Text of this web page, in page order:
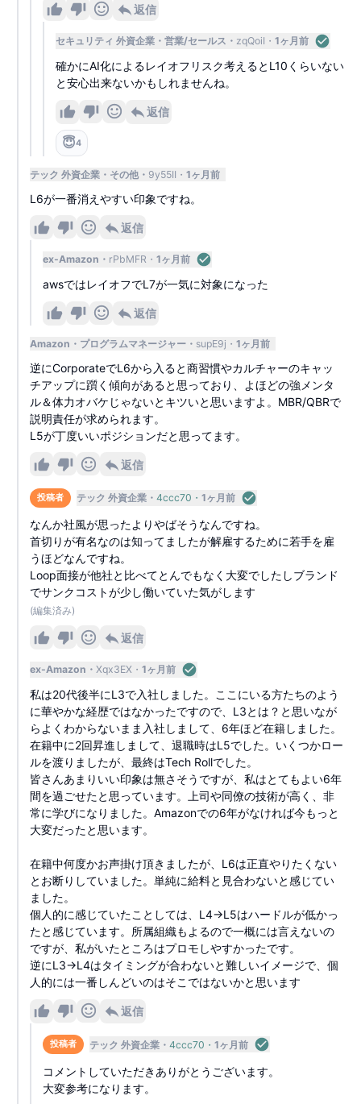
返信
セキュリティ 外資企業 営業/セールス zqQoiI 1ヶ月前
確かにAI化によるレイオフリスク考えるとL10くらいない
と安心出来ないかもしれませんね。
返信
😇4
テック 外資企業 その他 9y55II 1ヶ月前
L6が一番消えやすい印象ですね。
返信
ex-Amazon rPbMFR 1ヶ月前
awsではレイオフでL7が一気に対象になった
返信
Amazon プログラムマネージャー supE9j 1ヶ月前
逆にCorporateでL6から入ると商習慣やカルチャーのキャッ
チアップに躓く傾向があると思っており、よほどの強メンタ
ル＆体力オバケじゃないとキツいと思いますよ。MBR/QBRで
説明責任が求められます。
L5が丁度いいポジションだと思ってます。
返信
投稿者 テック 外資企業 4ccc70 1ヶ月前
なんか社風が思ったよりやばそうなんですね。
首切りが有名なのは知ってましたが解雇するために若手を雇
うほどなんですね。
Loop面接が他社と比べてとんでもなく大変でしたしブランド
でサンクコストが少し働いていた気がします
(編集済み)
返信
ex-Amazon Xqx3EX 1ヶ月前
私は20代後半にL3で入社しました。ここにいる方たちのよう
に華やかな経歴ではなかったですので、L3とは？と思いなが
らよくわからないまま入社しまして、6年ほど在籍しました。
在籍中に2回昇進しまして、退職時はL5でした。いくつかロー
ルを渡りましたが、最終はTech Rollでした。
皆さんあまりいい印象は無さそうですが、私はとてもよい6年
間を過ごせたと思っています。上司や同僚の技術が高く、非
常に学びになりました。Amazonでの6年がなければ今もっと
大変だったと思います。
在籍中何度かお声掛け頂きましたが、L6は正直やりたくない
とお断りしていました。単純に給料と見合わないと感じてい
ました。
個人的に感じていたことしては、L4→L5はハードルが低かっ
たと感じています。所属組織もよるので一概には言えないの
ですが、私がいたところはプロモしやすかったです。
逆にL3→L4はタイミングが合わないと難しいイメージで、個
人的には一番しんどいのはそこではないかと思います
返信
投稿者 テック 外資企業 4ccc70 1ヶ月前
コメントしていただきありがとうございます。
大変参考になります。